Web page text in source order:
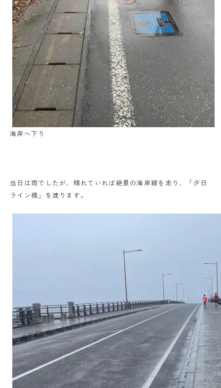
海岸へ下り
当日は雨でしたが、晴れていれば絶景の海岸線を走り、「夕日
ライン橋」を渡ります。